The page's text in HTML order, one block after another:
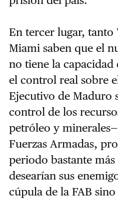
En tercer lugar, tanto
Miami saben que el
no tiene la capacidad
el control real sobre
Ejecutivo de Maduro
control de los
petróleo y
Fuerzas Armadas,
periodo bastante
desearían sus
cúpula de la FAB